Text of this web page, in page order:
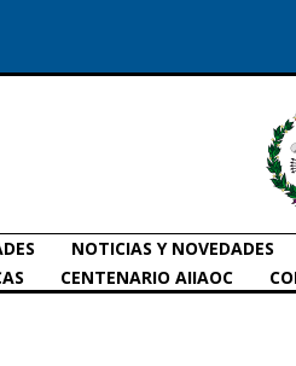
NOTICIAS Y NOVEDADES
CENTENARIO AIIAOC